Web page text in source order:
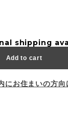
shipping
Add to cart
にお住まいの方向